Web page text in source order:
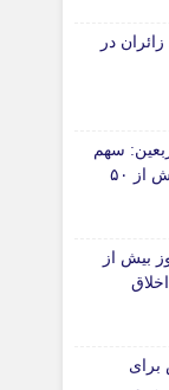
زائران در
سهم
مهران از تردد زائر بیش از ۵۰
بیش از
برای